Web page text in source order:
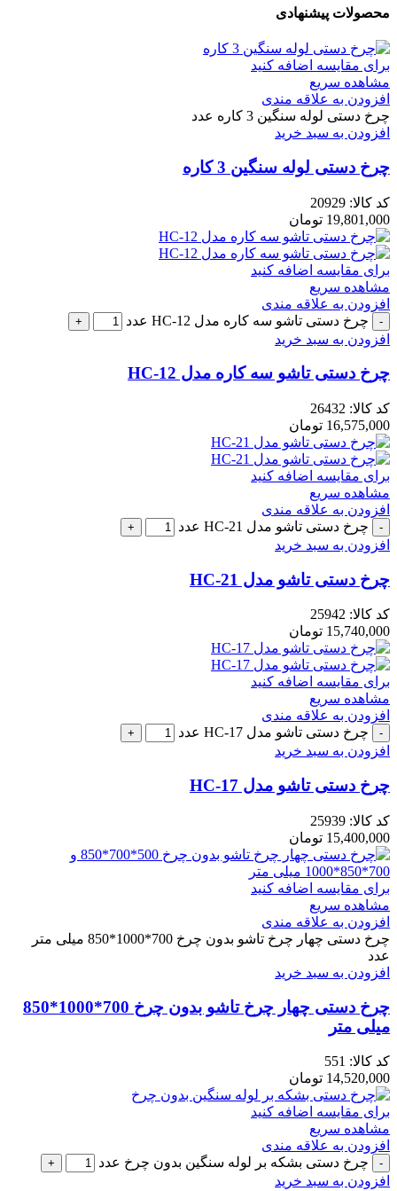
محصولات پیشنهادی
برای مقایسه اضافه کنید
مشاهده سریع
افزودن به علاقه مندی
چرخ دستی لوله سنگین 3 کاره عدد
افزودن به سبد خرید
چرخ دستی لوله سنگین 3 کاره
کد کالا: 20929
19,801,000 تومان
برای مقایسه اضافه کنید
مشاهده سریع
افزودن به علاقه مندی
چرخ دستی تاشو سه کاره مدل HC-12 عدد
افزودن به سبد خرید
چرخ دستی تاشو سه کاره مدل HC-12
کد کالا: 26432
16,575,000 تومان
برای مقایسه اضافه کنید
مشاهده سریع
افزودن به علاقه مندی
چرخ دستی تاشو مدل HC-21 عدد
افزودن به سبد خرید
چرخ دستی تاشو مدل HC-21
کد کالا: 25942
15,740,000 تومان
برای مقایسه اضافه کنید
مشاهده سریع
افزودن به علاقه مندی
چرخ دستی تاشو مدل HC-17 عدد
افزودن به سبد خرید
چرخ دستی تاشو مدل HC-17
کد کالا: 25939
15,400,000 تومان
برای مقایسه اضافه کنید
مشاهده سریع
افزودن به علاقه مندی
چرخ دستی چهار چرخ تاشو بدون چرخ 700*1000*850 میلی متر
عدد
افزودن به سبد خرید
چرخ دستی چهار چرخ تاشو بدون چرخ 700*1000*850
میلی متر
کد کالا: 551
14,520,000 تومان
برای مقایسه اضافه کنید
مشاهده سریع
افزودن به علاقه مندی
چرخ دستی بشکه بر لوله سنگین بدون چرخ عدد
افزودن به سبد خرید